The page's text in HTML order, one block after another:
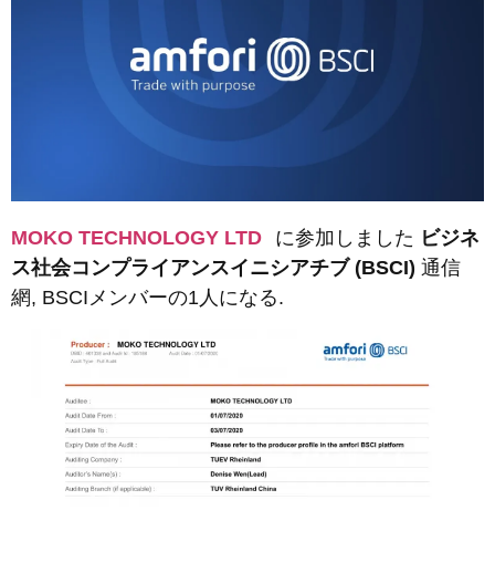
MOKO TECHNOLOGY LTD に参加しました ビジネ
ス社会コンプライアンスイニシアチブ (BSCI) 通信
網, BSCIメンバーの1人になる.